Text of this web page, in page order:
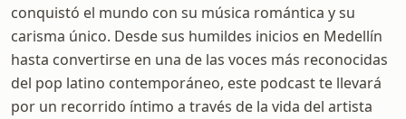
conquistó el mundo con su música romántica y su
carisma único. Desde sus humildes inicios en Medellín
hasta convertirse en una de las voces más reconocidas
del pop latino contemporáneo, este podcast te llevará
por un recorrido íntimo a través de la vida del artista